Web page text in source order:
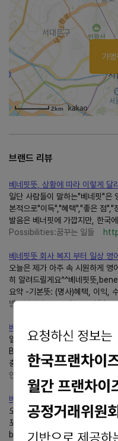
2km
가맹
브랜드 리뷰
베네핏뜻, 상황에 따라 이렇게 달
일단 사람들이 말하는"베네핏"은
본적으로"이득","혜택","좋은 점
발음은 베너핏에 가깝지만, 한국
Possibilities:꿈꾸는 일들
베네핏뜻 회사 복지 부터 일상 영
오늘은 제가 아주 속 시원하게 영
히 알려드릴게요^^베네핏뜻
요약 -기본뜻: (명사)혜택, 이익,
방구석영어 코코
https://
베네핏benefit정확한 뜻과 실생활
일상에서나 뉴스에서 정말 자주
Benefit'인데요"이 카드는베네핏
충'좋은 거','혜택...
인생이 술술
베네핏뜻"혜택"으로만 알았다면
오늘은 이 내용과 관련하여 영어
포스팅 해보겠습니다.베네핏궁금
benefit은 기본적으로 “ 혜택,